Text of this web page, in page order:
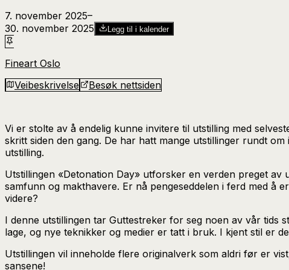
7. november 2025–​
30. november 2025
Legg til i kalender
Fineart Oslo
Veibeskrivelse
Besøk nettsiden
Vi er stolte av å endelig kunne invitere til utstilling med
skritt siden den gang. De har hatt mange utstillinger rundt
utstilling.
Utstillingen «Detonation Day» utforsker en verden preget
samfunn og makthavere. Er nå pengeseddelen i ferd med å
videre?
I denne utstillingen tar Guttestreker for seg noen av vår tids
lage, og nye teknikker og medier er tatt i bruk. I kjent stil er
Utstillingen vil inneholde flere originalverk som aldri før er
sansene!